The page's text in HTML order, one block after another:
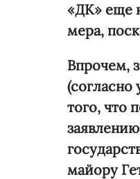
«ДК» еще
мера,
Впрочем,
(согласно
того, что
майору